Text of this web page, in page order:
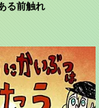
る前触れ